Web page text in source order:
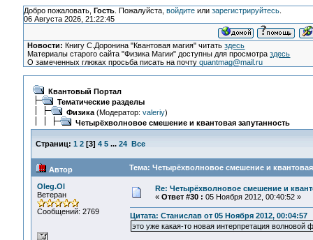
Добро пожаловать, Гость. Пожалуйста, войдитеили зарегистрируйтесь.
06 Августа 2026, 21:22:45
Новости: Книгу С.Доронина "Квантовая магия" читатьздесь
Материалы старого сайта "Физика Магии" доступны для просмотраздесь
О замеченных глюках просьба писать на почтуquantmag@mail.ru
Квантовый Портал
Тематические разделы
Физика(Модератор: valeriy)
Четырёхволновое смешение и квантовая запутанность
Страниц: 1 2[3] 4 5 ... 24 Все
Автор Тема: Четырёхволновое смешение и
Oleg.Ol
Ветеран
Сообщений: 2769
Re: Четырёхволновое смешение и
« Ответ #30 : 05 Ноября 2012, 00:40:52 »
Цитата: Станислав от 05 Ноября 2012, 00:04:57
это уже какая-то новая интерпретация